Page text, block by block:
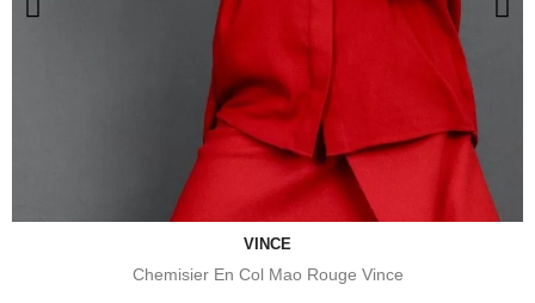
VINCE
Chemisier En Col Mao Rouge Vince